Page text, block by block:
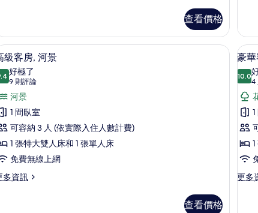
所
有
相
片
房
的
詳
情
,
查看價格
的
所
有
相
片
客
房,
簡
廚
河
景
的
詳
情
、免費搖籃/嬰兒床
,
高級寢具、客房內保險箱、遮光布/窗簾、
10
級客房, 河景
9.4 分，滿分 10 分
好極了
9 則評論
(9
則
評
論)
河景
1 間臥室
可容納 3 人 (依實際入住人數計費)
1 張特大雙人床和 1 張單人床
免費無線上網
多資訊
查看價格
顯
示
豪
華
客
房
的
所
有
6
豪
10.0
4
更多
更